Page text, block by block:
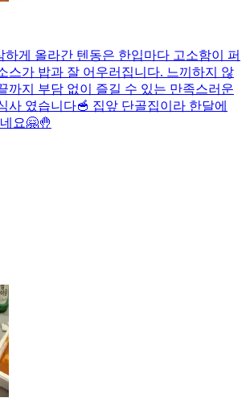
하게 올라간 텐동은 한입마다 고소함이 퍼
스가 밥과 잘 어우러집니다. 느끼하지 않
까지 부담 없이 즐길 수 있는 만족스러운
사 였습니다🥣 집앞 단골집이라 한달에
요🤗🤚